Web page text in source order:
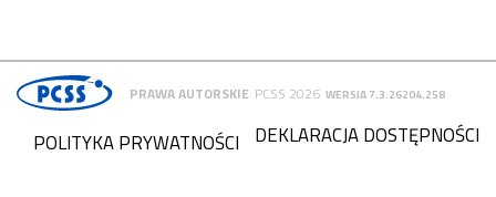
PRAWA AUTORSKIE PCSS 2026 WERSJA 7.3.26204.258
DEKLARACJA DOSTĘPNOŚCI
POLITYKA PRYWATNOŚCI